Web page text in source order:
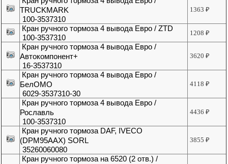
TRUCKMARK
100-3537310
1363₽
Кран ручного тормоза 4 вывода Евро / ZTD
100-3537310
1208₽
Кран ручного тормоза 4 вывода Евро /
Автокомпонент+
16-3537310
3620₽
Кран ручного тормоза 4 вывода Евро /
БелОМО
6029-3537310-30
4118₽
Кран ручного тормоза 4 вывода Евро /
Рославль
100-3537310
4436₽
Кран ручного тормоза DAF, IVECO
(DPM95AAX) SORL
35260060080
3855₽
Кран ручного тормоза на 6520 (2 отв.) /